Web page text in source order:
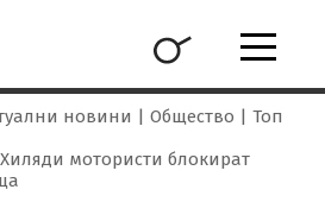
новини Общество
Топ
мотористи блокират